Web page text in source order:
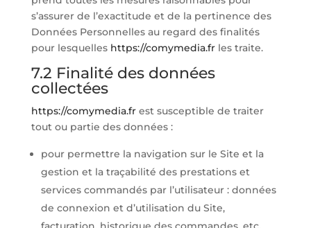
s’assurer de l’exactitude et de la pertinence des
Données Personnelles au regard des finalités
pour lesquelles https://comymedia.frles traite.
7.2 Finalité des données
collectées
https://comymedia.frest susceptible de traiter
tout ou partie des données :
pour permettre la navigation sur le Site et la
gestion et la traçabilité des prestations et
services commandés par l’utilisateur : données
de connexion et d’utilisation du Site,